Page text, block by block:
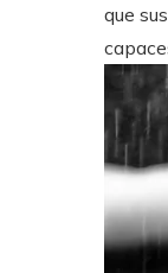
que